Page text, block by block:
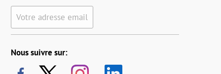
Votre adresse email
Nous suivre sur: